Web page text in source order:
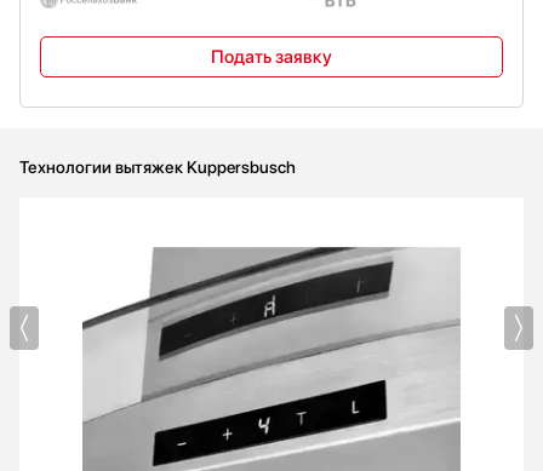
Подать заявку
Технологии вытяжек Kuppersbusch